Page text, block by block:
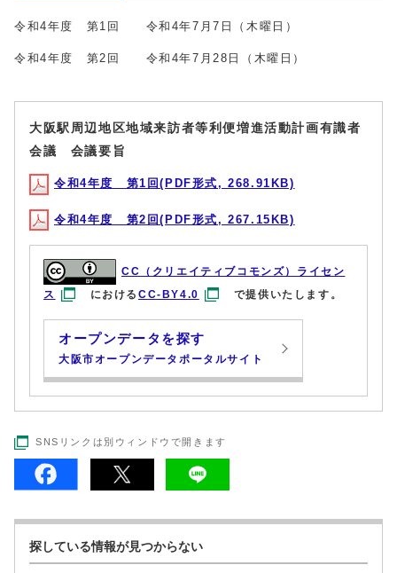
令和4年度 第1回 令和4年7月7日（木曜日）
令和4年度 第2回 令和4年7月28日（木曜日）
大阪駅周辺地区地域来訪者等利便増進活動計画有識者
会議 会議要旨
令和4年度 第1回(PDF形式, 268.91KB)
令和4年度 第2回(PDF形式, 267.15KB)
CC（クリエイティブコモンズ）ライセン
ス
におけるCC-BY4.0 で提供いたします。
オープンデータを探す
大阪市オープンデータポータルサイト
SNSリンクは別ウィンドウで開きます
探している情報が見つからない